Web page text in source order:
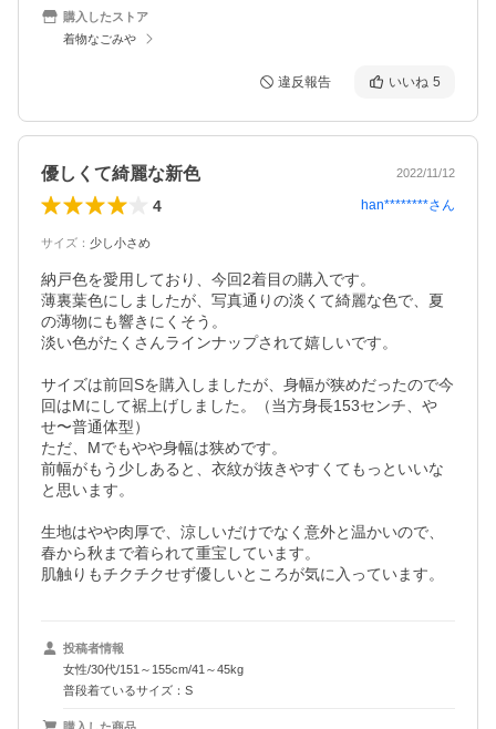
購入したストア
着物なごみや
違反報告 いいね 5
優しくて綺麗な新色 2022/11/12
4 han********さん
サイズ ： 少し小さめ
納戸色を愛用しており、今回2着目の購入です。
薄裏葉色にしましたが、写真通りの淡くて綺麗な色で、夏
の薄物にも響きにくそう。
淡い色がたくさんラインナップされて嬉しいです。
サイズは前回Sを購入しましたが、身幅が狭めだったので今
回はMにして裾上げしました。（当方身長153センチ、や
せ〜普通体型）
ただ、Mでもやや身幅は狭めです。
前幅がもう少しあると、衣紋が抜きやすくてもっといいな
と思います。
生地はやや肉厚で、涼しいだけでなく意外と温かいので、
春から秋まで着られて重宝しています。
肌触りもチクチクせず優しいところが気に入っています。
投稿者情報
女性/30代/151～155cm/41～45kg
普段着ているサイズ：S
購入した商品